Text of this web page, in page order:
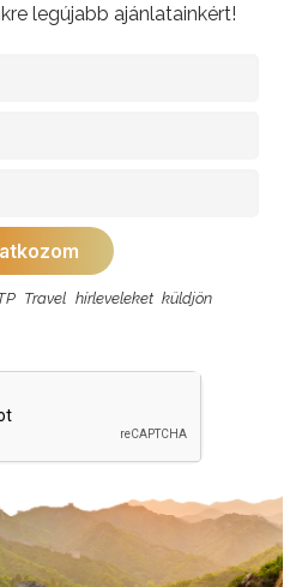
legújabb ajánlatainkért!
Travel hírleveleket küldjön